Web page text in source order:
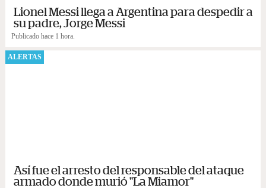
Lionel Messi llega a Argentina para despedir a
su padre, Jorge Messi
Publicado hace 1 hora.
ALERTAS
Así fue el arresto del responsable del ataque
armado donde murió "La Miamor"